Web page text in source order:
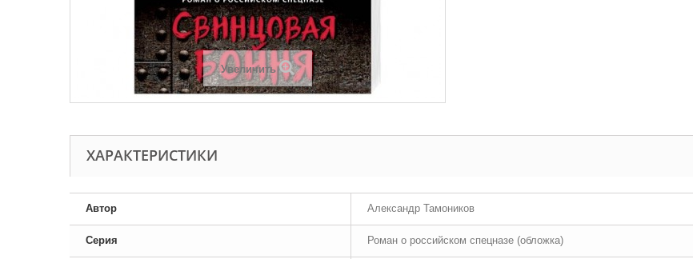
Увеличить
ХАРАКТЕРИСТИКИ
Автор Александр Тамоников
Серия Роман о российском спецназе (обложка)